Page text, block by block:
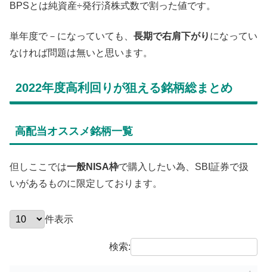
BPSとは純資産÷発行済株式数で割った値です。
単年度で－になっていても、 長期で右肩下がり になってい
なければ問題は無いと思います。
2022年度高利回りが狙える銘柄総まとめ
高配当オススメ銘柄一覧
但しここでは一般NISA枠で購入したい為、SBI証券で扱
いがあるものに限定しております。
件表示
検索: